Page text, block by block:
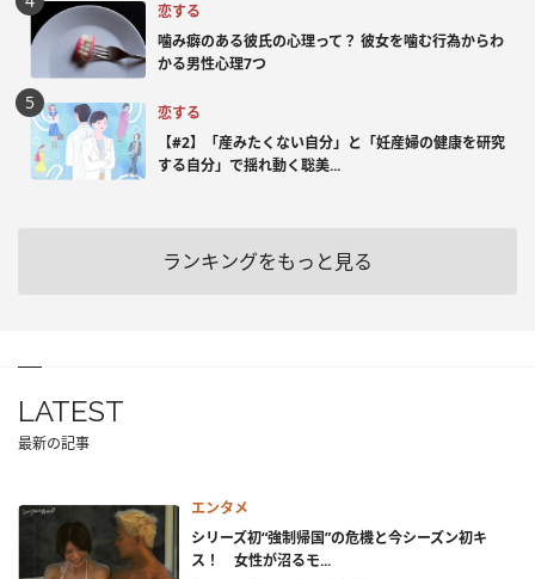
恋する
噛み癖のある彼氏の心理って？ 彼女を噛む行為からわ
かる男性心理7つ
恋する
【#2】「産みたくない自分」と「妊産婦の健康を研究
する自分」で揺れ動く聡美...
ランキングをもっと見る
LATEST
最新の記事
エンタメ
シリーズ初“強制帰国”の危機と今シーズン初キ
ス！ 女性が沼るモ...